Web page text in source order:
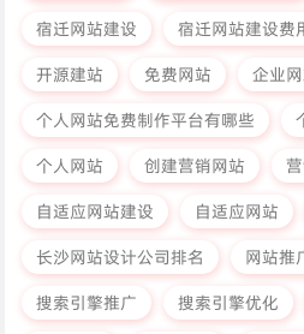
宿迁网站建设
宿迁网站建设费
开源建站
免费网站 企业
个人网站免费制作平台有哪些
个人网站
创建营销网站
自适应网站建设
自适应网站
长沙网站设计公司排名
网站推
搜索引擎推广
搜索引擎优化